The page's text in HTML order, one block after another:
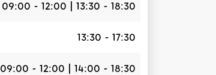
09:00 - 12:00 | 13:30 - 18:30
13:30 - 17:30
09:00 - 12:00 | 14:00 - 18:30